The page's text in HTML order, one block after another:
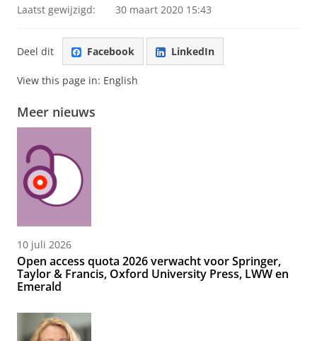
Laatst gewijzigd: 30 maart 2020 15:43
Deel dit Facebook LinkedIn
View this page in: English
Meer nieuws
10 juli 2026
Open access quota 2026 verwacht voor Springer,
Taylor & Francis, Oxford University Press, LWW en
Emerald